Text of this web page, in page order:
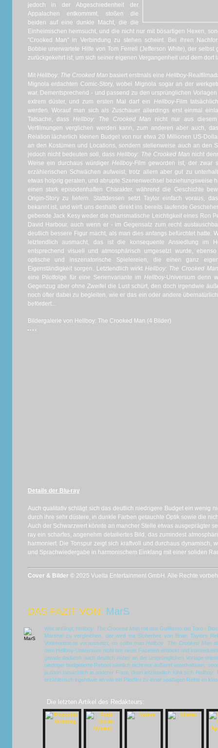
jedoch in der Abgeschiedenheit der
Appalachen entkommmt, stoßen die
beiden auf eine dunkle Macht, die die
Einheimischen heimsucht, und die nicht nur mit bösartigen Hexen,
"Crooked Man" in Verbindung zu stehen scheint. Bei ihren
Bobbie unerwartete Hilfe von Tom Ferrell (Jefferson White), der
zurückgekehrt ist, um sich seiner eigenen Vergangenheit und dem dort
Mit Hellboy: The Crooked Man basiert erstmals eineHellboy-
Mignola erdachten Comic-Story, wobei Mignola sogar an der
war. Dementsprechend - und passend zu den ursprünglichen
extrem düster, und zum ersten Mal darf ein Hellboy-Film
werden. Worauf man sich als Zuschauer allerdings erst einmal
Tatsache, dassHellboy: The Crooked Man
nicht nur aus
Verfilmungen verglichen werden kann, zum anderen aber auch,
Relation lächerlich kleinen Budget von nur etwa 20 Millionen US-
an den Kostümen und Locations, sondern stellenweise auch an den
jedoch nicht bedeuten soll, dassHellboy: The Crooked Man nicht
Weise ein durchaus würdigerHellboy-Film geworden ist, der zwar
erzählerischen Schwächen aufweist, trotz allem aber gut zu
etwas holprig geraten, und abrupte Szenenwechsel beziehungsweise
einen stark episodenhaften Charakter, während die Geschichte
Origin-Story zu liefern. Stattdessen setzt Taylor einfach voraus,
bekannt ist, und wirft uns deshalb direkt ins bereits laufende
gebende Jack Kesy weder die charismatische Leichtigkeit eines Ron
David Harbour, auch wenn er - im Gegensatz zum recht
deutlich bessere Figur macht, als man dies anfangs befürchtet hatte.
letztendlich ausmacht, das ist die konsequente Ansiedlung im
entsprechend visuell und atmosphärisch umgesetzt wurde,
optische und inszenatorische Spielereien, die einen ganz
Eigenständigkeit sorgen. Letztendlich wirkt Hellboy: The Crooked Man
eine Pilotfolge für eine Serienvariante im Hellboy-Universum denn
Gegenzug aber ohne Zweifel die Lust schürt, den doch irgendwie
noch öfter dabei zu begleiten, wie er das ein oder andere
befördert...
Bildergalerie von Hellboy: The Crooked Man (4 Bilder)
Details der Blu-ray
Auch qualitativ schlägt sich das deutlich niedrigere Budget ein wenig
durch ihre sehr düstere, in dunkle Farben getauchte Optik sowie die
Auch der Schwarzwert könnte an mancher Stelle etwas ausgeprägter
ray ein scharfes, angenehm detailiertes Bild, das zumindest
harmoniert. Die Tonspur zeigt sich kraftvoll und durchaus dynamisch,
und Sprachwiedergabe in harmonischem Einklang mit einer soliden
Cover & Bilder © 2025 Vuelta Entertainment GmbH. Alle Rechte
DAS FAZIT VON: MarS
Wer anfängt, Hellboy: The Crooked Manmit den Guillermo del Toro -
Marshal zu vergleichen, der wird mit Sicherheit von Brian Taylors
Vorkenntnisse voraussetzt, so sollte manHellboy: The Crooked Man
dem Hellboy-Universum nicht nur neue Facetten entlockt und
gerade dadurch auch deutlich näher an der ursprünglichen Vorlage
niedriger budgetierte Reboot nämlich nicht nur äußerst unterhaltsam,
ja dann tatsächlich in anderer Form, denn letztendlich fühlt sich Hellboy:
erzählerisch irgendwie an wie ein Pilotfilm zu einer spaßigen Reihe im
Die letzten Artikel des Redakteurs: